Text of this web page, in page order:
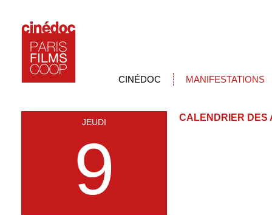
CINÉDOC MANIFESTATIONS
JEUDI
9
CALENDRIER DES